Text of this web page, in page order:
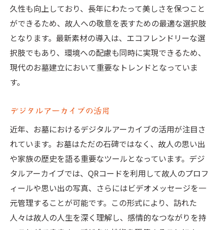
久性も向上しており、長年にわたって美しさを保つこと
ができるため、故人への敬意を表すための最適な選択肢
となります。最新素材の導入は、エコフレンドリーな選
択肢でもあり、環境への配慮も同時に実現できるため、
現代のお墓建立において重要なトレンドとなっていま
す。
デジタルアーカイブの活用
近年、お墓におけるデジタルアーカイブの活用が注目さ
れています。お墓はただの石碑ではなく、故人の思い出
や家族の歴史を語る重要なツールとなっています。デジ
タルアーカイブでは、QRコードを利用して故人のプロフ
ィールや思い出の写真、さらにはビデオメッセージを一
元管理することが可能です。この形式により、訪れた
人々は故人の人生を深く理解し、感情的なつながりを持